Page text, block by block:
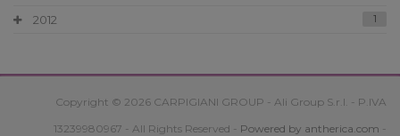
2012 1
Copyright © 2026 CARPIGIANI GROUP - Ali Group S.r.l. - P.IVA
13239980967 - All Rights Reserved - Powered by antherica.com -